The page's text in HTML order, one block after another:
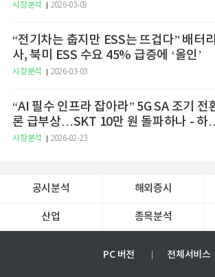
시장분석 2026-03-09
“전기차는 춥지만 ESS는 뜨겁다” 배터
사, 북미 ESS 수요 45% 급증에 ‘올인’
시장분석 2026-03-03
“AI 필수 인프라 잡아라” 5G SA 조기 전
론 급부상…SKT 10만 원 돌파하나 - 하
증권
시장분석 2026-02-23
공시분석 해외증시
산업 종목분석
PC 버전 전체서비스